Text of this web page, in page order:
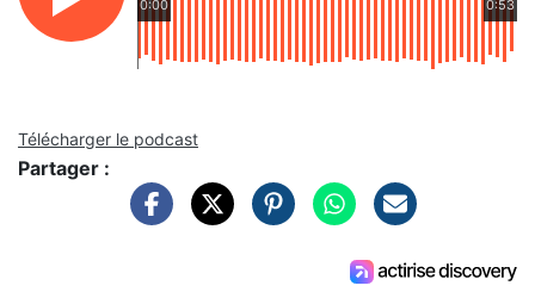
0:00 0:53
Télécharger le podcast
Partager :